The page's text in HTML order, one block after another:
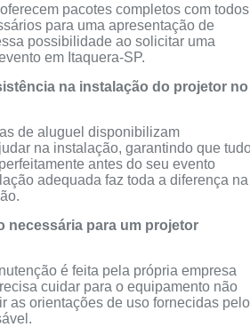
pacotes completos com todos
para uma apresentação de
possibilidade ao solicitar uma
em Itaquera-SP.
na instalação do projetor no
de aluguel disponibilizam
na instalação, garantindo que
antes do seu evento
adequada faz toda a diferença na
necessária para um projetor
é feita pela própria empresa
cuidar para o equipamento não
as orientações de uso fornecidas pelo